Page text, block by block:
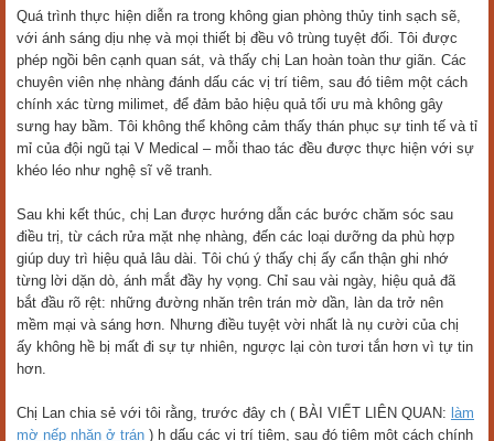
Quá trình thực hiện diễn ra trong không gian phòng thủy tinh sạch sẽ,
với ánh sáng dịu nhẹ và mọi thiết bị đều vô trùng tuyệt đối. Tôi được
phép ngồi bên cạnh quan sát, và thấy chị Lan hoàn toàn thư giãn. Các
chuyên viên nhẹ nhàng đánh dấu các vị trí tiêm, sau đó tiêm một cách
chính xác từng milimet, để đảm bảo hiệu quả tối ưu mà không gây
sưng hay bầm. Tôi không thể không cảm thấy thán phục sự tinh tế và tỉ
mỉ của đội ngũ tại V Medical – mỗi thao tác đều được thực hiện với sự
khéo léo như nghệ sĩ vẽ tranh.
Sau khi kết thúc, chị Lan được hướng dẫn các bước chăm sóc sau
điều trị, từ cách rửa mặt nhẹ nhàng, đến các loại dưỡng da phù hợp
giúp duy trì hiệu quả lâu dài. Tôi chú ý thấy chị ấy cẩn thận ghi nhớ
từng lời dặn dò, ánh mắt đầy hy vọng. Chỉ sau vài ngày, hiệu quả đã
bắt đầu rõ rệt: những đường nhăn trên trán mờ dần, làn da trở nên
mềm mại và sáng hơn. Nhưng điều tuyệt vời nhất là nụ cười của chị
ấy không hề bị mất đi sự tự nhiên, ngược lại còn tươi tắn hơn vì tự tin
hơn.
Chị Lan chia sẻ với tôi rằng, trước đây ch ( BÀI VIẾT LIÊN QUAN: làm
mờ nếp nhăn ở trán ) h dấu các vị trí tiêm, sau đó tiêm một cách chính